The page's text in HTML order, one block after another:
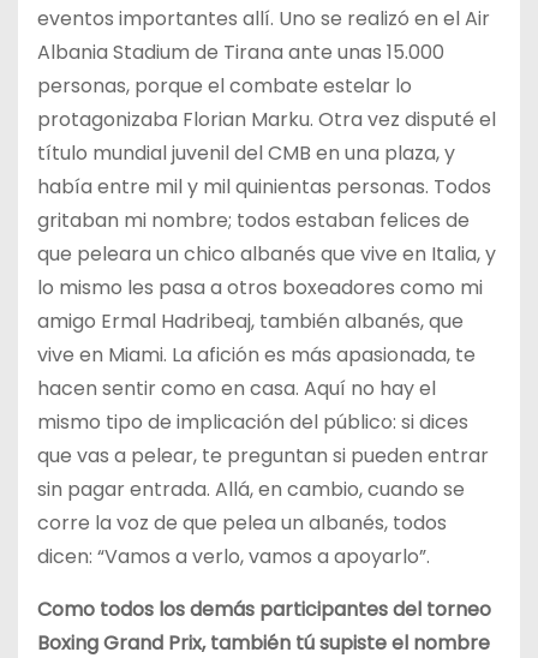
eventos importantes allí. Uno se realizó en el Air
Albania Stadium de Tirana ante unas 15.000
personas, porque el combate estelar lo
protagonizaba Florian Marku. Otra vez disputé el
título mundial juvenil del CMB en una plaza, y
había entre mil y mil quinientas personas. Todos
gritaban mi nombre; todos estaban felices de
que peleara un chico albanés que vive en Italia, y
lo mismo les pasa a otros boxeadores como mi
amigo Ermal Hadribeaj, también albanés, que
vive en Miami. La afición es más apasionada, te
hacen sentir como en casa. Aquí no hay el
mismo tipo de implicación del público: si dices
que vas a pelear, te preguntan si pueden entrar
sin pagar entrada. Allá, en cambio, cuando se
corre la voz de que pelea un albanés, todos
dicen: “Vamos a verlo, vamos a apoyarlo”.
Como todos los demás participantes del torneo
Boxing Grand Prix, también tú supiste el nombre